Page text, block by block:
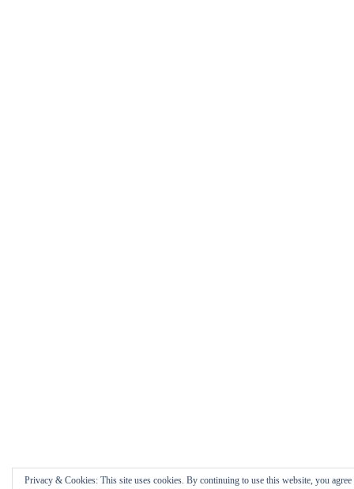
Privacy & Cookies: This site uses cookies. By continuing to use this website, you agree